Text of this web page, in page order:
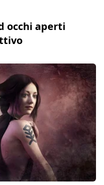
occhi aperti